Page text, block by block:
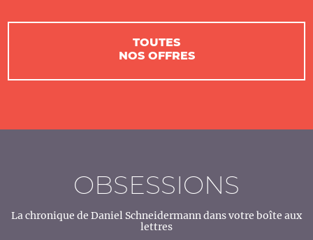
TOUTES
NOS OFFRES
OBSESSIONS
La chronique de Daniel Schneidermann dans votre boîte aux
lettres